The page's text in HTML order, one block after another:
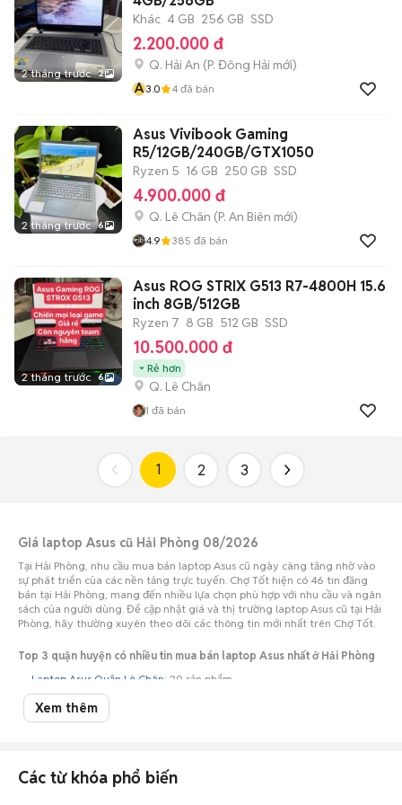
2 tháng trước 2
Khác 4 GB 256 GB SSD
2.200.000 đ
Q. Hải An (P. Đông Hải mới)
A3.0 4 đã bán
2 tháng trước 6
Asus Vivibook Gaming
R5/12GB/240GB/GTX1050
Ryzen 5 16 GB 250 GB SSD
4.900.000 đ
Q. Lê Chân (P. An Biên mới)
4.9 385 đã bán
2 tháng trước 6
Asus ROG STRIX G513 R7-4800H 15.6
inch 8GB/512GB
Ryzen 7 8 GB 512 GB SSD
10.500.000 đ
Rẻ hơn
Q. Lê Chân
1 đã bán
1 2 3
Giá laptop Asus cũ Hải Phòng 08/2026
Tại Hải Phòng, nhu cầu mua bán laptop Asus cũ ngày càng tăng nhờ vào
sự phát triển của các nền tảng trực tuyến. Chợ Tốt hiện có 46 tin đăng
bán tại Hải Phòng, mang đến nhiều lựa chọn phù hợp với nhu cầu và ngân
sách của người dùng. Để cập nhật giá và thị trường laptop Asus cũ tại Hải
Phòng, hãy thường xuyên theo dõi các thông tin mới nhất trên Chợ Tốt.
Top 3 quận huyện có nhiều tin mua bán laptop Asus nhất ở Hải Phòng
Laptop Asus Quận Lê Chân: 20 sản phẩm
Laptop Asus Quận Hồng Bàng
Laptop Asus Huyện An Dương
Laptop Asus X Series Hải Phòng
Xem thêm
Các từ khóa phổ biến